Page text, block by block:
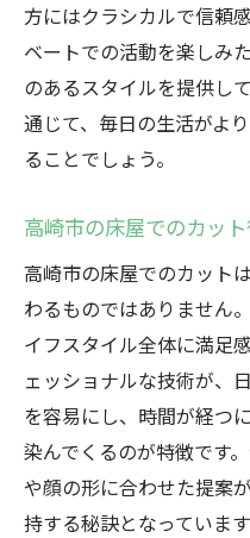
方にはクラシカルで信頼
ベートでの活動を楽しみ
のあるスタイルを提供し
通じて、毎日の生活がよ
ることでしょう。
高崎市の床屋でのカッ
高崎市の床屋でのカット
わるものではありません
イフスタイル全体に満足
ェッショナルな技術が、
を容易にし、時間が経つ
染んでくるのが特徴です
や顔の形に合わせた提案
持する秘訣となっていま